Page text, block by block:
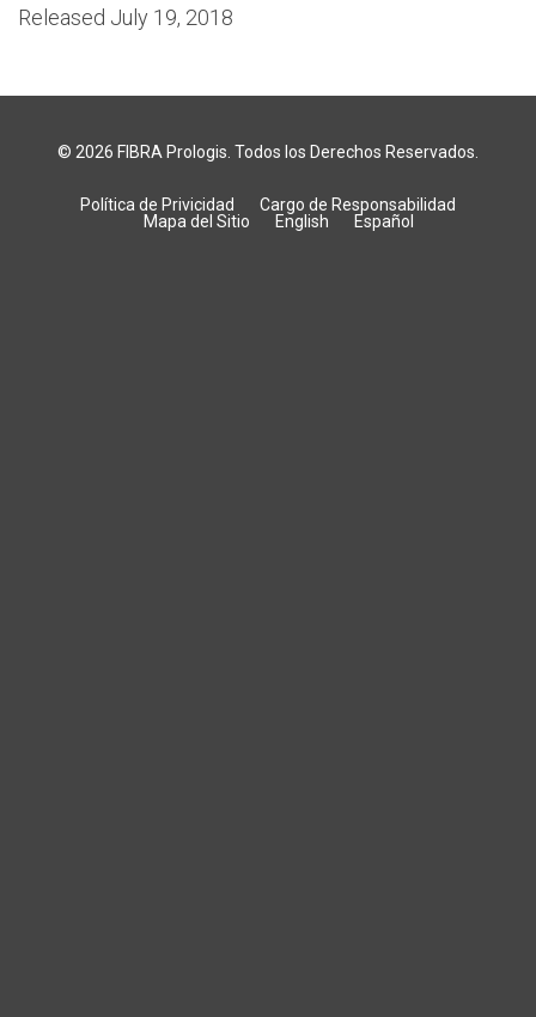
Released July 19, 2018
© 2026 FIBRA Prologis . Todos los Derechos Reservados.
Política de Privicidad
Cargo de Responsabilidad
Mapa del Sitio
English Español